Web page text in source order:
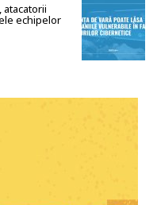
atacatorii
echipelor